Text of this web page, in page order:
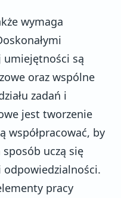
wymaga
umiejętności są
oraz wspólne
zadań i
jest tworzenie
współpracować, by
uczą się
pracy